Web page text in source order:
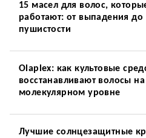
15 масел для волос,
работают: от выпадения до
пушистости
Olaplex: как культовые
восстанавливают волосы на
молекулярном уровне
Лучшие солнцезащитные